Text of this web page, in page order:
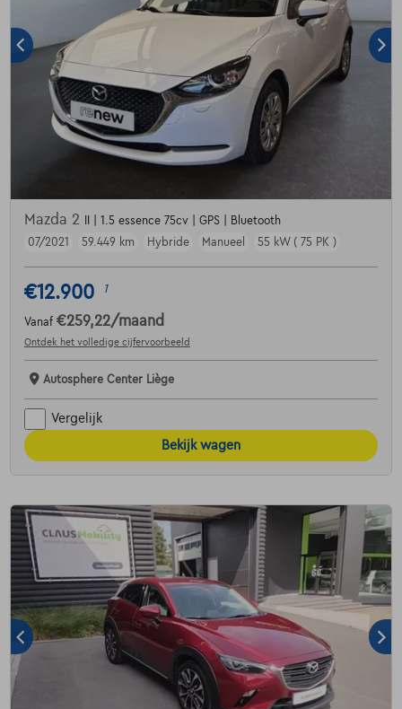
Mazda 2
II | 1.5 essence 75cv | GPS | Bluetooth
07/2021
59.449 km Hybride Manueel 55 kW ( 75 PK )
€12.900 1
Vanaf €259,22/maand
Ontdek het volledige cijfervoorbeeld
Autosphere Center Liège
Vergelijk
Bekijk wagen